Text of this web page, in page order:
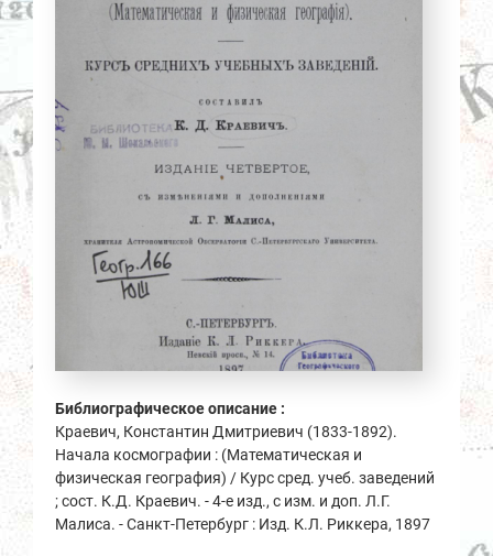
Библиографическое описание :
Краевич, Константин Дмитриевич (1833-1892).
Начала космографии : (Математическая и
физическая география) / Курс сред. учеб. заведений
; сост. К.Д. Краевич. - 4-е изд., с изм. и доп. Л.Г.
Малиса. - Санкт-Петербург : Изд. К.Л. Риккера, 1897